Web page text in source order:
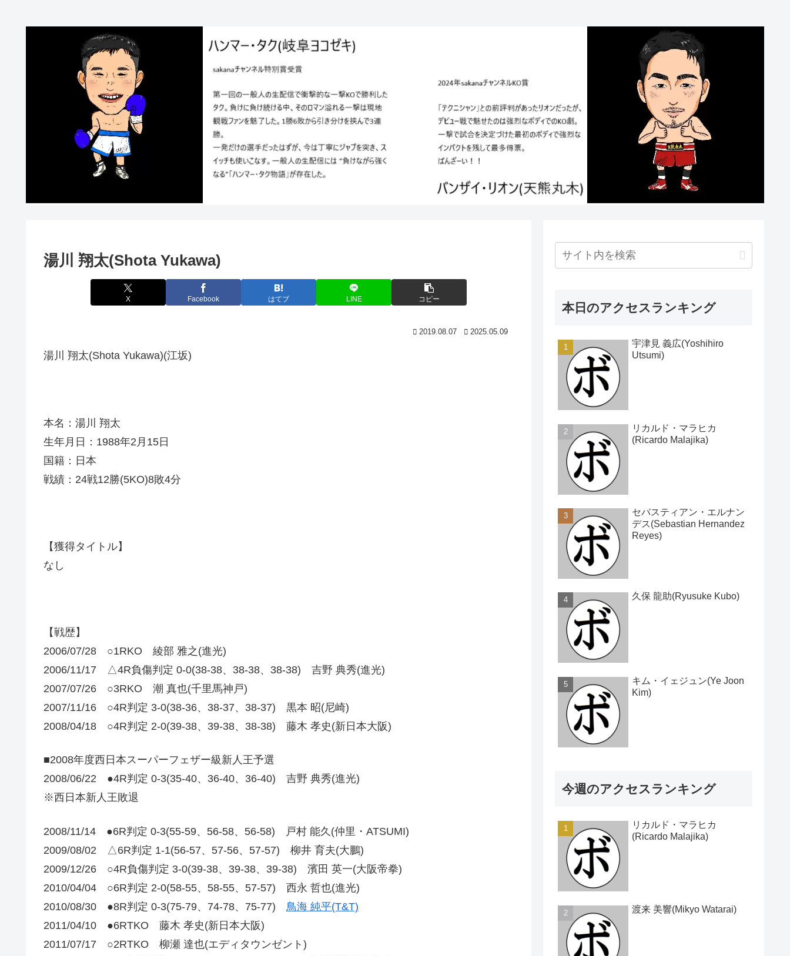
湯川 翔太(Shota Yukawa)
X Facebook はてブ LINE コピー
2019.08.07 2025.05.09
湯川 翔太(Shota Yukawa)(江坂)
本名：湯川 翔太
生年月日：1988年2月15日
国籍：日本
戦績：24戦12勝(5KO)8敗4分
【獲得タイトル】
なし
【戦歴】
2006/07/28 ○1RKO 綾部 雅之(進光)
2006/11/17 △4R負傷判定 0-0(38-38、38-38、38-38) 吉野 典秀(進光)
2007/07/26 ○3RKO 潮 真也(千里馬神戸)
2007/11/16 ○4R判定 3-0(38-36、38-37、38-37) 黒本 昭(尼崎)
2008/04/18 ○4R判定 2-0(39-38、39-38、38-38) 藤木 孝史(新日本大阪)
■2008年度西日本スーパーフェザー級新人王予選
2008/06/22 ●4R判定 0-3(35-40、36-40、36-40) 吉野 典秀(進光)
※西日本新人王敗退
2008/11/14 ●6R判定 0-3(55-59、56-58、56-58) 戸村 能久(仲里・ATSUMI)
2009/08/02 △6R判定 1-1(56-57、57-56、57-57) 柳井 育夫(大鵬)
2009/12/26 ○4R負傷判定 3-0(39-38、39-38、39-38) 濱田 英一(大阪帝拳)
2010/04/04 ○6R判定 2-0(58-55、58-55、57-57) 西永 哲也(進光)
2010/08/30 ●8R判定 0-3(75-79、74-78、75-77) 鳥海 純平(T&T)
2011/04/10 ●6RTKO 藤木 孝史(新日本大阪)
2011/07/17 ○2RTKO 柳瀬 達也(エディタウンゼント)
本日のアクセスランキング
宇津見 義広(Yoshihiro
Utsumi)
リカルド・マラヒカ
(Ricardo Malajika)
セバスティアン・エルナン
デス(Sebastian Hernandez
Reyes)
久保 龍助(Ryusuke Kubo)
キム・イェジュン(Ye Joon
Kim)
今週のアクセスランキング
リカルド・マラヒカ
(Ricardo Malajika)
渡来 美響(Mikyo Watarai)